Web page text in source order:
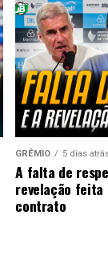
GRÊMIO 5 dias
A falta de
revelação feita
contrato